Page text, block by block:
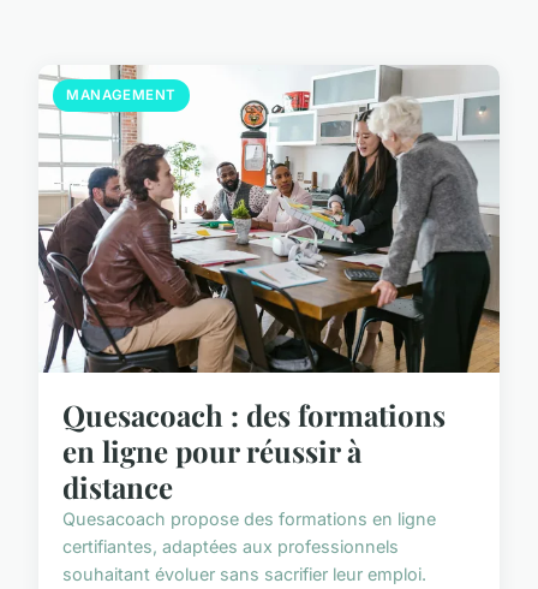
MANAGEMENT
Quesacoach : des formations
en ligne pour réussir à
distance
Quesacoach propose des formations en ligne
certifiantes, adaptées aux professionnels
souhaitant évoluer sans sacrifier leur emploi.